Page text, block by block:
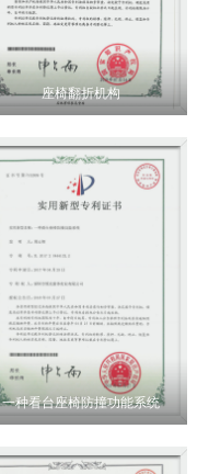
座椅翻折机构
一种看台座椅防撞功能系统